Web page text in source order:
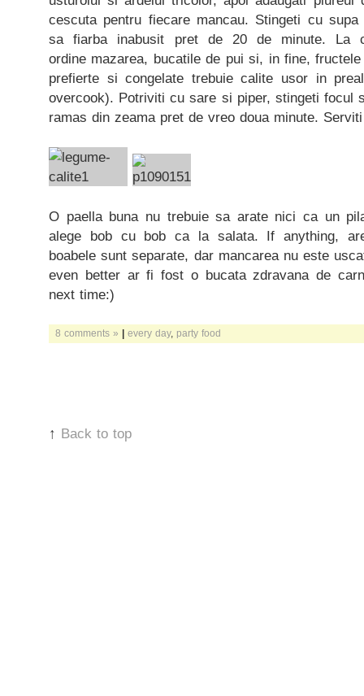
cescuta pentru fiecare mancau. Stingeti cu
sa fiarba inabusit pret de 20 de minute. La
ordine mazarea, bucatile de pui si, in fine,
prefierte si congelate trebuie calite usor in
overcook). Potriviti cu sare si piper, stingeti focul
ramas din zeama pret de vreo doua minute.
O paella buna nu trebuie sa arate nici ca un
alege bob cu bob ca la salata. If anything,
boabele sunt separate, dar mancarea nu este
even better ar fi fost o bucata zdravana de
next time:)
8 comments » | every day, party food
↑ Back to top